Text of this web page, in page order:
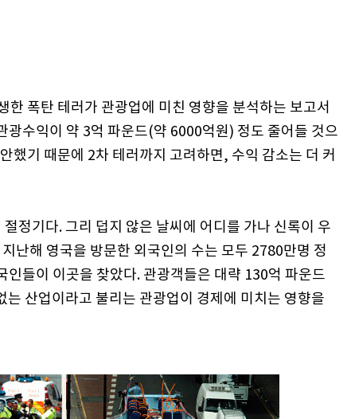
한 폭탄 테러가 관광업에 미친 영향을 분석하는 보고서
광수익이 약 3억 파운드(약 6000억원) 정도 줄어들 것으
했기 때문에 2차 테러까지 고려하면, 수익 감소는 더 커
정기다. 그리 덥지 않은 날씨에 어디를 가나 신록이 우
난해 영국을 방문한 외국인의 수는 모두 2780만명 정
인들이 이곳을 찾았다. 관광객들은 대략 130억 파운드
산업이라고 불리는 관광업이 경제에 미치는 영향을